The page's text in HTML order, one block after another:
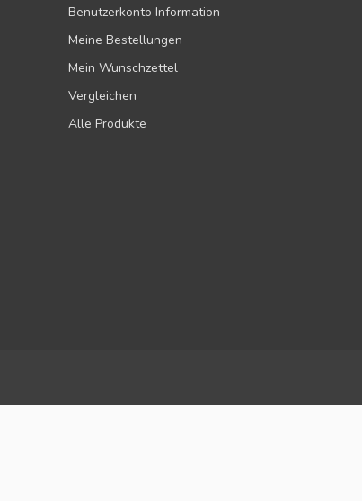
Benutzerkonto Information
Meine Bestellungen
Mein Wunschzettel
Vergleichen
Alle Produkte